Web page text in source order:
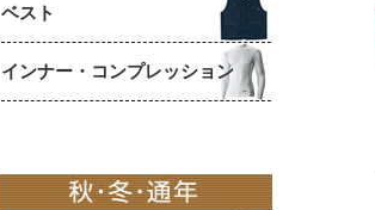
ベスト
インナー・コンプレッション